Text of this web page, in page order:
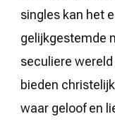
singles kan het
gelijkgestemde
seculiere
bieden
waar geloof en